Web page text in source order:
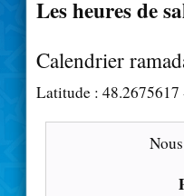
Les heures de
Calendrier
Latitude : 48.2675617